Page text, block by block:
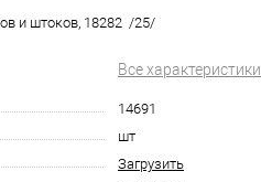
и штоков, 18282 /25/
Все характеристики
14691
шт
Загрузить